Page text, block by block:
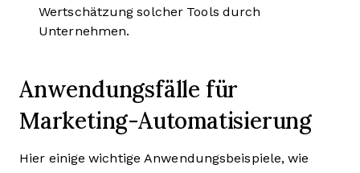
Wertschätzung solcher Tools durch
Unternehmen.
Anwendungsfälle für
Marketing-Automatisierung
Hier einige wichtige Anwendungsbeispiele, wie